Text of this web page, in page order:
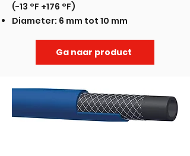
(-13 °F +176 °F)
Diameter: 6 mm tot 10 mm
Ga naar product